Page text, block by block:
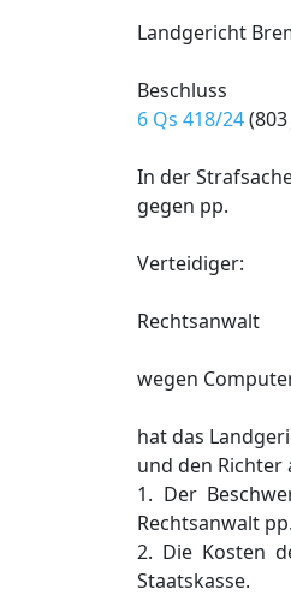
Landgericht
Beschluss
6 Qs 418/24
In der
gegen pp.
Verteidiger:
Rechtsanwalt
wegen
hat das
und den Richter
1. Der
Rechtsanwalt
2. Die Kosten
Staatskasse.